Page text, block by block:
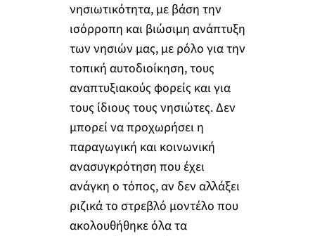
νησιωτικότητα, με βάση την
ισόρροπη και βιώσιμη ανάπτυξη
των νησιών μας, με ρόλο για την
τοπική αυτοδιοίκηση, τους
αναπτυξιακούς φορείς και για
τους ίδιους τους νησιώτες. Δεν
μπορεί να προχωρήσει η
παραγωγική και κοινωνική
ανασυγκρότηση που έχει
ανάγκη ο τόπος, αν δεν αλλάξει
ριζικά το στρεβλό μοντέλο που
ακολουθήθηκε όλα τα